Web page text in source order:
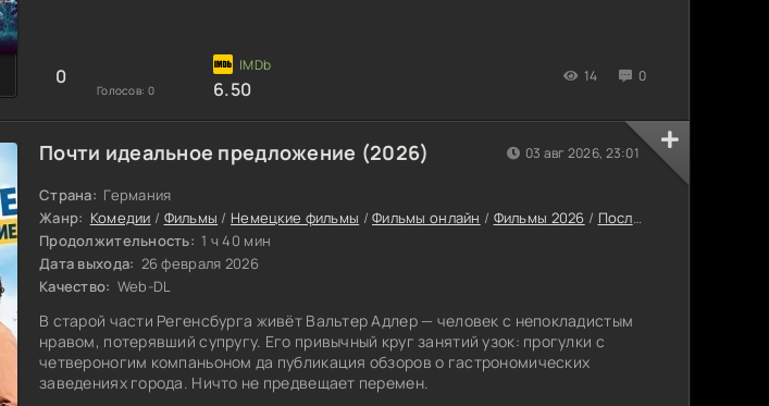
0
Голосов: 0 6.50
14 0
Почти идеальное предложение (2026)
Страна: Германия
Жанр: Комедии / Фильмы / Немецкие фильмы /Фильмы онлайн / Фильмы 2026 / Последние фильмы 2026
Продолжительность: 1 ч 40 мин
Дата выхода: 26 февраля 2026
Качество: Web-DL
В старой части Регенсбурга живёт Вальтер Адлер — человек с непокладистым
нравом, потерявший супругу. Его привычный круг занятий узок: прогулки с
четвероногим компаньоном да публикация обзоров о гастрономических
заведениях города. Ничто не предвещает перемен.
03 авг 2026, 23:01